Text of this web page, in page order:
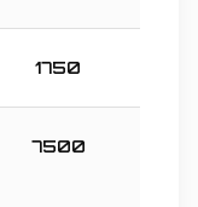
1750
7500